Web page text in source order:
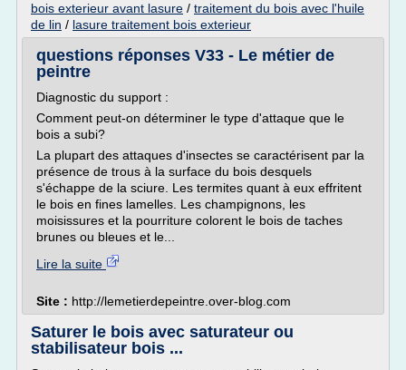
bois exterieur avant lasure / traitement du bois avec l'huile
de lin / lasure traitement bois exterieur
questions réponses V33 - Le métier de
peintre
Diagnostic du support :
Comment peut-on déterminer le type d'attaque que le
bois a subi?
La plupart des attaques d'insectes se caractérisent par la
présence de trous à la surface du bois desquels
s'échappe de la sciure. Les termites quant à eux effritent
le bois en fines lamelles. Les champignons, les
moisissures et la pourriture colorent le bois de taches
brunes ou bleues et le...
Lire la suite
Site : http://lemetierdepeintre.over-blog.com
Saturer le bois avec saturateur ou
stabilisateur bois ...